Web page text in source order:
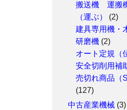
搬送機 運搬
（運ぶ）
(2)
建具専用機・
研磨機 (2)
オート定規（
安全切削用補
売切れ商品
(127)
中古産業機械 (3)